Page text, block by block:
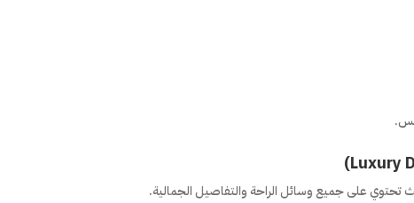
تحتوي على جميع وسائل الراحة والتفاصيل الجمالية.